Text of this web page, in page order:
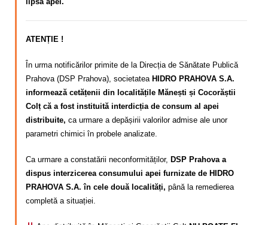
ATENȚIE !
În urma notificărilor primite de la Direcția de Sănătate Publică
Prahova (DSP Prahova), societatea HIDRO PRAHOVA S.A.
informează cetățenii din localitățile Mănești și Cocorăștii
Colț că a fost instituită interdicția de consum al apei
distribuite, ca urmare a depășirii valorilor admise ale unor
parametri chimici în probele analizate.
Ca urmare a constatării neconformităților, DSP Prahova a
dispus interzicerea consumului apei furnizate de HIDRO
PRAHOVA S.A. în cele două localități, până la remedierea
completă a situației.